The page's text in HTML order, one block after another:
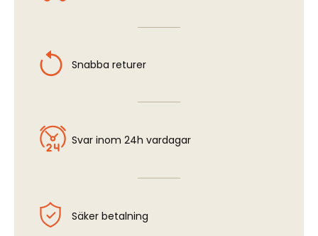
Snabba returer
Svar inom 24h vardagar
Säker betalning